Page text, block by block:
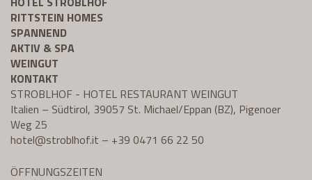
RITTSTEIN HOMES
SPANNEND
AKTIV & SPA
WEINGUT
KONTAKT
STROBLHOF - HOTEL RESTAURANT WEINGUT
Italien – Südtirol, 39057 St. Michael/Eppan (BZ), Pigenoer
Weg 25
hotel@stroblhof.it – +39 0471 66 22 50
ÖFFNUNGSZEITEN